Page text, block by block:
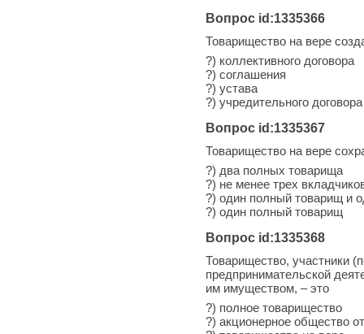
Вопрос id:1335366
Товарищество на вере
?) коллективного договора
?) соглашения
?) устава
?) учредительного договора
Вопрос id:1335367
Товарищество на вере
?) два полных товарища
?) не менее трех
?) один полный товарищ и
?) один полный товарищ
Вопрос id:1335368
Товарищество, участники
предпринимательской
им имуществом, – это
?) полное товарищество
?) акционерное общество